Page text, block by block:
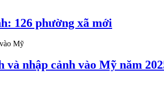
126 phường xã mới
nhập cảnh vào Mỹ năm